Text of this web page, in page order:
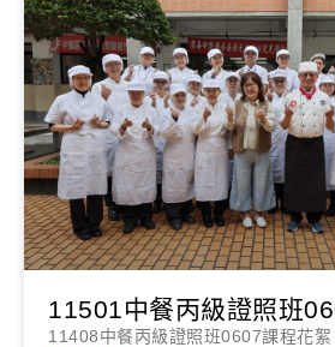
11501中餐丙級證照班
11408中餐丙級證照班0607課程花